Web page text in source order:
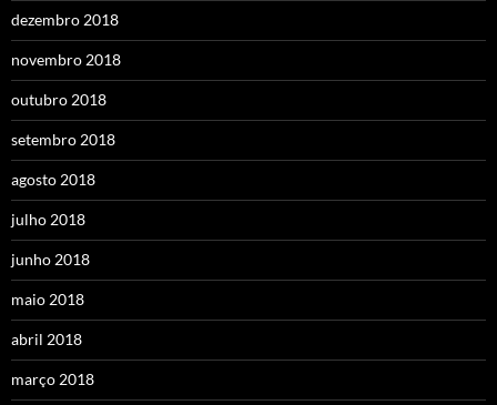
dezembro 2018
novembro 2018
outubro 2018
setembro 2018
agosto 2018
julho 2018
junho 2018
maio 2018
abril 2018
março 2018